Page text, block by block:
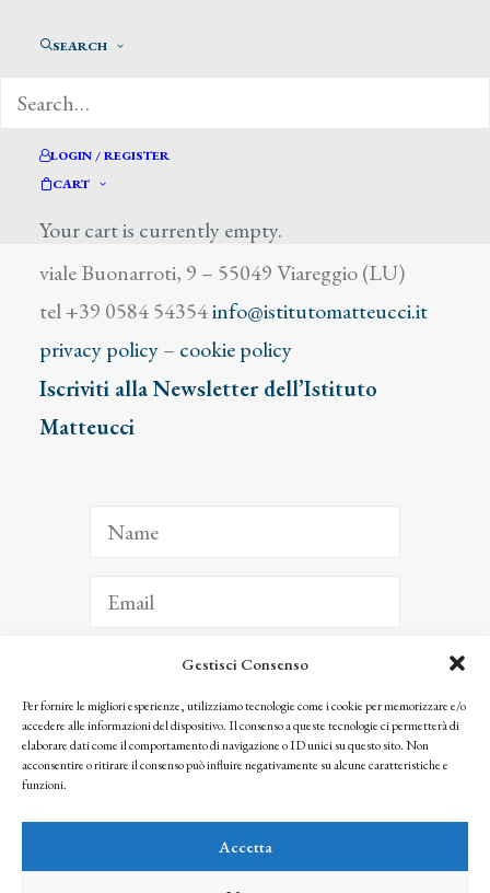
Gestisci Consenso
Per fornire le migliori esperienze, utilizziamo tecnologie come i cookie per memorizzare e/o
accedere alle informazioni del dispositivo. Il consenso a queste tecnologie ci permetterà di
elaborare dati come il comportamento di navigazione o ID unici su questo sito. Non
acconsentire o ritirare il consenso può influire negativamente su alcune caratteristiche e
funzioni.
Accetta
SEARCH
LOGIN / REGISTER
CART
Your cart is currently empty.
Istituto Matteucci
viale Buonarroti, 9 – 55049 Viareggio (LU)
tel +39 0584 54354info@istitutomatteucci.it
privacy policy– cookie policy
Iscriviti alla Newsletter dell’Istituto
Matteucci
ISCRIVITI
Facendo clic per iscriverti, riconosci che le tue informazioni saranno trattate
seguendo la nostra Privacy Policy
© 2025 Istituto Matteucci. All right reserved
l’autorizzazione scritta dei proprietari dei diritti e dell’Istituto Matteucci